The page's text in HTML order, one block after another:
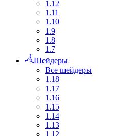
1.12
1.11
1.10
1.9
1.8
1.7
Шейдеры
Все шейдеры
1.18
1.17
1.16
1.15
1.14
1.13
1.12